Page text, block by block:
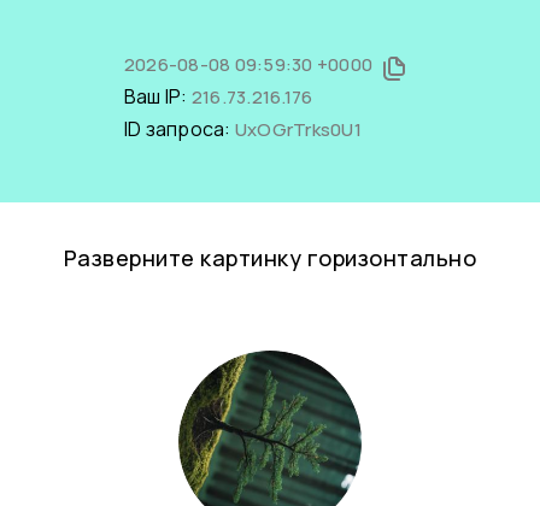
2026-08-08 09:59:30 +0000
Ваш IP: 216.73.216.176
ID запроса: UxOGrTrks0U1
Разверните картинку горизонтально